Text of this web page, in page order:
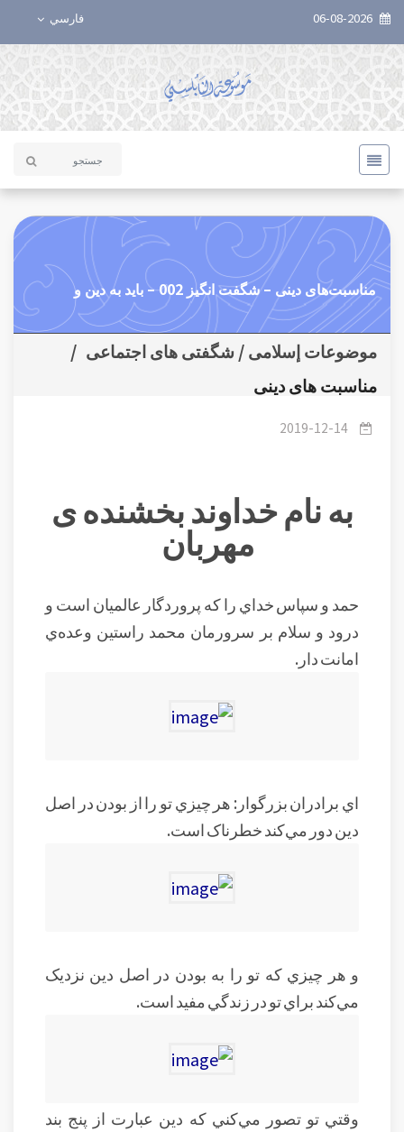
فارسي
مناسبت‌های دينی – شگفت انگیز 002 – باید به دین و
موضوعات إسلامی / شگفتی های اجتماعی /
مناسبت های دينی
2019-12-14
به نام خداوند بخشنده ی
مهربان
حمد و سپاس خداي را که پروردگار عالميان است و
درود و سلام بر سرورمان محمد راستين وعده‌ي
امانت دار.
اي برادران بزرگوار: هر چيزي تو را از بودن در اصل
دين دور مي‌کند خطرناک است.
و هر چيزي که تو را به بودن در اصل دين نزديک
مي‌کند براي تو در زندگي مفيد است.
وقتي تو تصور مي‌کني که دين عبارت از پنج بند